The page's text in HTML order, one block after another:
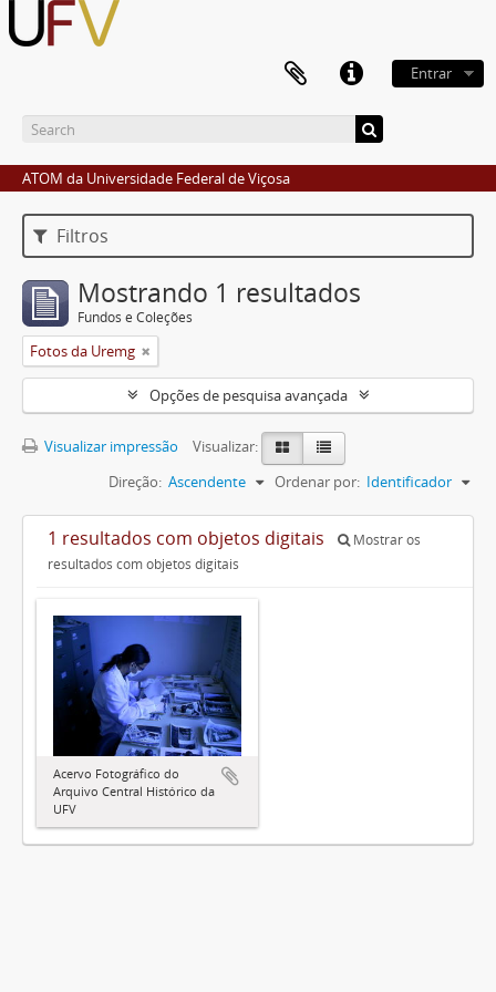
Entrar
ATOM da Universidade Federal de Viçosa
Filtros
Mostrando 1 resultados
Fundos e Coleções
Fotos da Uremg
Opções de pesquisa avançada
Visualizar impressão
Visualizar:
Ordenar por: Identificador
Direção: Ascendente
1 resultados com objetos digitais
Mostrar os
resultados com objetos digitais
Acervo Fotográfico do
Arquivo Central Histórico da
UFV